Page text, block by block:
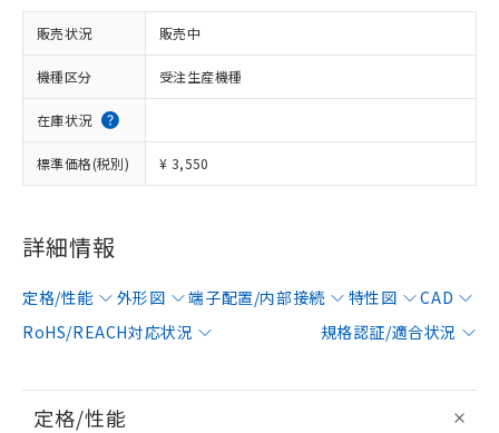
販売状況 販売中
機種区分 受注生産機種
在庫状況
標準価格(税別) ¥ 3,550
詳細情報
定格/性能 外形図 端子配置/内部接続 特性図
CAD
RoHS/REACH対応状況
規格認証/適合状況
定格/性能